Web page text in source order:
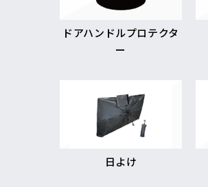
ドアハンドルプロテクタ
ー
日よけ